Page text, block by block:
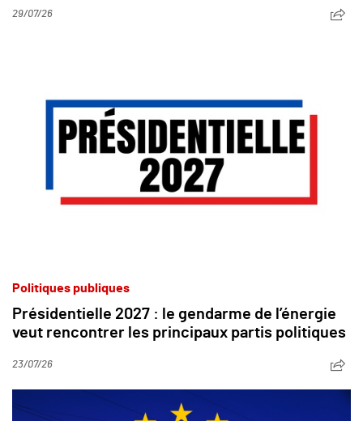
29/07/26
Politiques publiques
Présidentielle 2027 : le gendarme de l’énergie
veut rencontrer les principaux partis politiques
23/07/26